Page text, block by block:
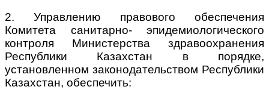
2. Управлению правового обеспечения
Комитета санитарно- эпидемиологического
контроля Министерства здравоохранения
Республики Казахстан в порядке,
установленном законодательством Республики
Казахстан, обеспечить: